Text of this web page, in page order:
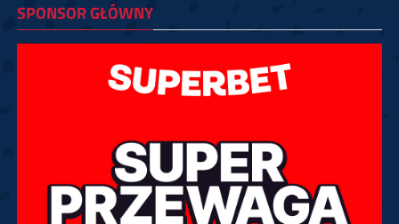
SPONSOR GŁÓWNY